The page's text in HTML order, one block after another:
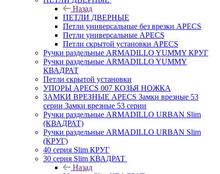
Назад
ПЕТЛИ ДВЕРНЫЕ
Петли универсальные без врезки APECS
Петли универсальные APECS
Петли скрытой установки APECS
Ручки раздельные ARMADILLO YUMMY КРУГ
Ручки раздельные ARMADILLO YUMMY
КВАДРАТ
Петли скрытой установки
УПОРЫ APECS 007 КОЗЬЯ НОЖКА
ЗАМКИ ВРЕЗНЫЕ APECS Замки врезные 53
серии Замки врезные 53 серии
Ручки раздельные ARMADILLO URBAN Slim
(КВАДРАТ)
Ручки раздельные ARMADILLO URBAN Slim
(КРУГ)
40 серия Slim КРУГ
30 серия Slim КВАДРАТ
Назад